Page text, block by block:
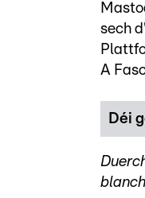
sech
A
Déi